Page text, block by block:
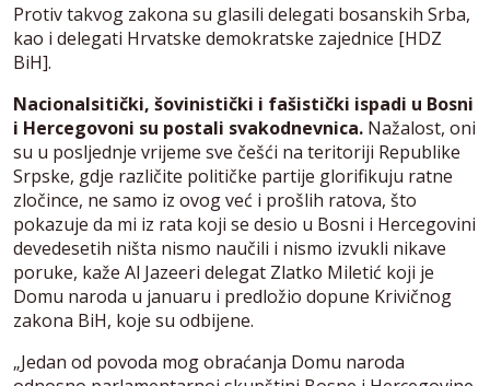
Protiv takvog zakona su glasili delegati bosanskih Srba,
kao i delegati Hrvatske demokratske zajednice [HDZ
BiH].
Nacionalsitički, šovinistički i fašistički ispadi u Bosni
i Hercegovoni su postali svakodnevnica. Nažalost, oni
su u posljednje vrijeme sve češći na teritoriji Republike
Srpske, gdje različite političke partije glorifikuju ratne
zločince, ne samo iz ovog već i prošlih ratova, što
pokazuje da mi iz rata koji se desio u Bosni i Hercegovini
devedesetih ništa nismo naučili i nismo izvukli nikave
poruke, kaže Al Jazeeri delegat Zlatko Miletić koji je
Domu naroda u januaru i predložio dopune Krivičnog
zakona BiH, koje su odbijene.
„Jedan od povoda mog obraćanja Domu naroda